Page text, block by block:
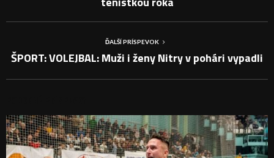
ĎALŠÍ PRÍSPEVOK
ŠPORT: VOLEJBAL: Muži i ženy Nitry v pohári vypadli